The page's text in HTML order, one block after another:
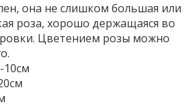
она не слишком большая или
роза, хорошо держащаяся во
Цветением розы можно